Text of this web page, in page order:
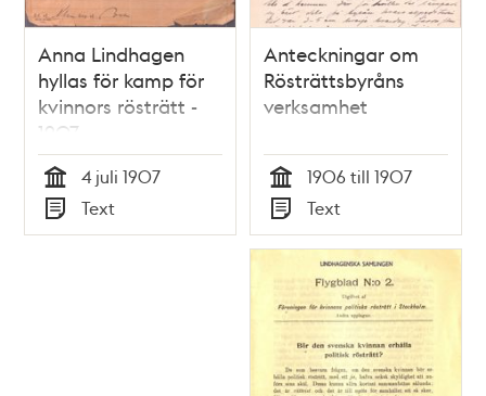
Anna Lindhagen
hyllas för kamp för
kvinnors rösträtt -
1907
Tid
4 juli 1907
Typ
Text
Anteckningar om
Rösträttsbyråns
verksamhet
Tid
1906 till 1907
Typ
Text